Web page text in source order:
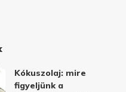
Kókuszolaj: mire
figyeljünk a